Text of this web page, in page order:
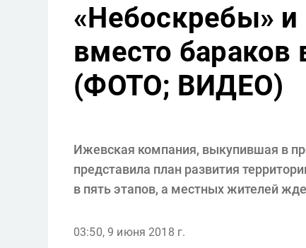
«Небоскребы» и
вместо бараков
(ФОТО; ВИДЕО)
Ижевская компания, выкупившая в
представила план развития
в пять этапов, а местных жителей
03:50, 9 июня 2018 г.